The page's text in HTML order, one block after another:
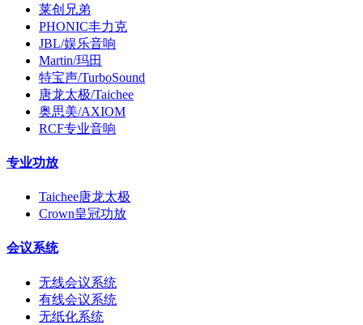
莱创兄弟
PHONIC丰力克
JBL/娱乐音响
Martin/玛田
特宝声/TurboSound
唐龙太极/Taichee
奥思美/AXIOM
RCF专业音响
专业功放
Taichee唐龙太极
Crown皇冠功放
会议系统
无线会议系统
有线会议系统
无纸化系统